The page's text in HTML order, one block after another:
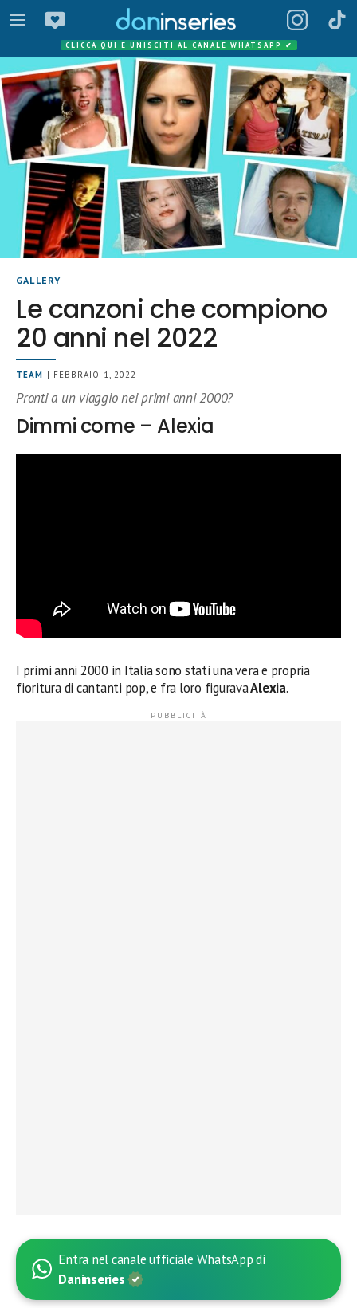
CLICCA QUI E UNISCITI AL CANALE WHATSAPP ✔
GALLERY
Le canzoni che compiono
20 anni nel 2022
TEAM | FEBBRAIO 1, 2022
Pronti a un viaggio nei primi anni 2000?
Dimmi come – Alexia
I primi anni 2000 in Italia sono stati una vera e propria
fioritura di cantanti pop, e fra loro figuravaAlexia.
Entra nel canale ufficiale WhatsApp di
Daninseries